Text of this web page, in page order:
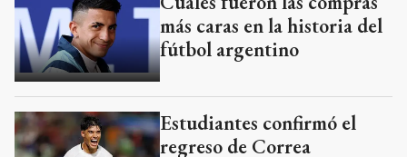
Estudiantes confirmó el
regreso de Correa